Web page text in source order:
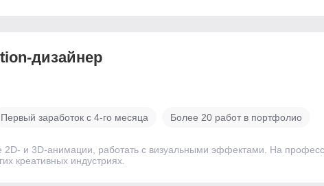
дизайнер
Первый заработок с 4-го месяца Более 20 работ в портфолио
2D- и 3D-анимации, работать с визуальными эффектами. На
креативных индустриях.